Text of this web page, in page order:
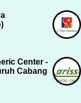
Center -
Cabang